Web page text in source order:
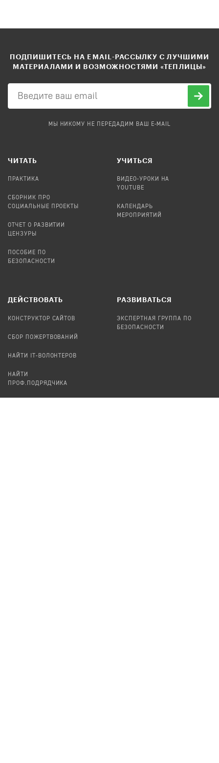
ПОДПИШИТЕСЬ НА EMAIL-РАССЫЛКУ С ЛУЧШИМИ
МАТЕРИАЛАМИ И ВОЗМОЖНОСТЯМИ «ТЕПЛИЦЫ»
МЫ НИКОМУ НЕ ПЕРЕДАДИМ ВАШ E-MAIL
ЧИТАТЬ
ПРАКТИКА
СБОРНИК ПРО
СОЦИАЛЬНЫЕ ПРОЕКТЫ
ОТЧЕТ О РАЗВИТИИ
ЦЕНЗУРЫ
ПОСОБИЕ ПО
БЕЗОПАСНОСТИ
УЧИТЬСЯ
ВИДЕО-УРОКИ НА
YOUTUBE
КАЛЕНДАРЬ
МЕРОПРИЯТИЙ
ДЕЙСТВОВАТЬ
КОНСТРУКТОР САЙТОВ
СБОР ПОЖЕРТВОВАНИЙ
НАЙТИ IT-ВОЛОНТЕРОВ
НАЙТИ
ПРОФ.ПОДРЯДЧИКА
РАЗВИВАТЬСЯ
ЭКСПЕРТНАЯ ГРУППА ПО
БЕЗОПАСНОСТИ